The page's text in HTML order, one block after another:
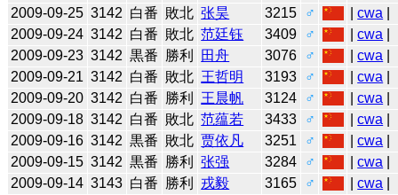
2009-09-25 3142 白番 敗北 张昊 3215 ♂ |cwa
2009-09-24 3142 白番 敗北 范廷钰 3409 ♂ |cwa
2009-09-23 3142 黒番 勝利 田舟 3076 ♂ |cwa
2009-09-21 3142 白番 敗北 王哲明 3193 ♂ |cwa
2009-09-20 3142 白番 勝利 王晨帆 3124 ♂ |cwa
2009-09-18 3142 白番 敗北 范蕴若 3433 ♂ |cwa
2009-09-16 3142 黒番 敗北 贾依凡 3251 ♂ |cwa
2009-09-15 3142 黒番 勝利 张强 3284 ♂ |cwa
2009-09-14 3143 白番 勝利 戎毅 3165 ♂ |cwa